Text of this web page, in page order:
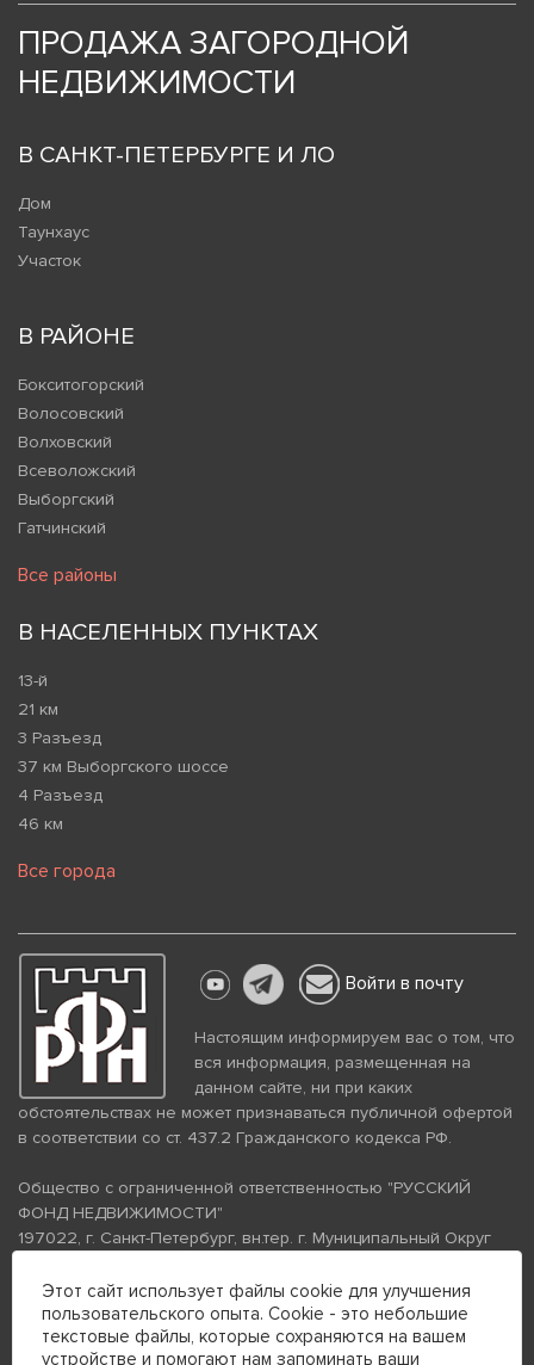
ПРОДАЖА ЗАГОРОДНОЙ
НЕДВИЖИМОСТИ
В САНКТ-ПЕТЕРБУРГЕ И ЛО
Дом
Таунхаус
Участок
В РАЙОНЕ
Бокситогорский
Волосовский
Волховский
Всеволожский
Выборгский
Гатчинский
Все районы
В НАСЕЛЕННЫХ ПУНКТАХ
13-й
21 км
3 Разъезд
37 км Выборгского шоссе
4 Разъезд
46 км
Все города
Войти в почту
Настоящим информируем вас о том, что
вся информация, размещенная на
данном сайте, ни при каких
обстоятельствах не может признаваться публичной офертой
в соответствии со ст. 437.2 Гражданского кодекса РФ.
Общество с ограниченной ответственностью "РУССКИЙ
ФОНД НЕДВИЖИМОСТИ"
197022, г. Санкт-Петербург, вн.тер. г. Муниципальный Округ
помещение 26Н, комната 103
ИНН 7813672570 КПП 781301001 ОГРН 1237800058870
Политика конфиденциальности
Политика обработки
Этот сайт использует файлы cookie для улучшения
пользовательского опыта. Cookie - это небольшие
текстовые файлы, которые сохраняются на вашем
устройстве и помогают нам запоминать ваши